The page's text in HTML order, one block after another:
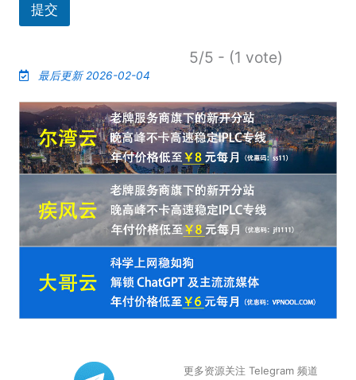
提交
5/5 - (1 vote)
最后更新 2026-02-04
更多资源关注 Telegram 频道